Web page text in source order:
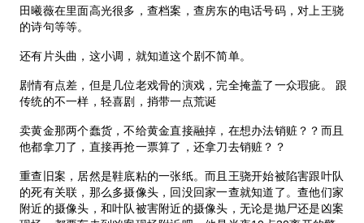
田曦薇在里面高光很多，查档案，查房东的电话号码，对上王骁
的诗句等等。
还有片头曲，这小调，就知道这个剧不简单。
剧情有点差，但是几位老戏骨的演戏，完全掩盖了一众瑕疵。 跟
传统的不一样，轻喜剧，捎带一点荒诞
卖黄金那两个蠢货，不给黄金直接融掉，在想办法销赃？？而且
他都拿刀了，直接再抢一票算了，还拿刀去销赃？？
重查旧案，居然是鞋底粘的一张纸。而且王骁开始被陷害跟叶队
的死有关联，那么多摄像头，回没回家一查就知道了。查他们家
附近的摄像头，和叶队被害附近的摄像头，无论是抛尸还是凶案